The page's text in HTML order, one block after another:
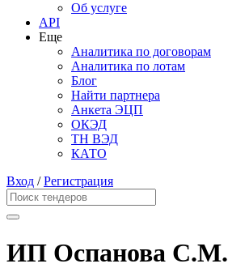
Об услуге
API
Еще
Аналитика по договорам
Аналитика по лотам
Блог
Найти партнера
Анкета ЭЦП
ОКЭД
ТН ВЭД
КАТО
Вход /Регистрация
ИП Оспанова С.М.